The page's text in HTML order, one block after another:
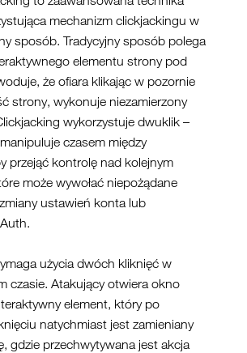
mechanizm clickjackingu w
sposób. Tradycyjny sposób polega
elementu strony pod
że ofiara klikając w pozornie
strony, wykonuje niezamierzony
wykorzystuje dwuklik –
czasem między
przejąć kontrolę nad kolejnym
może wywołać niepożądane
ustawień konta lub
użycia dwóch kliknięć w
czasie. Atakujący otwiera okno
element, który po
natychmiast jest zamieniany
gdzie przechwytywana jest akcja